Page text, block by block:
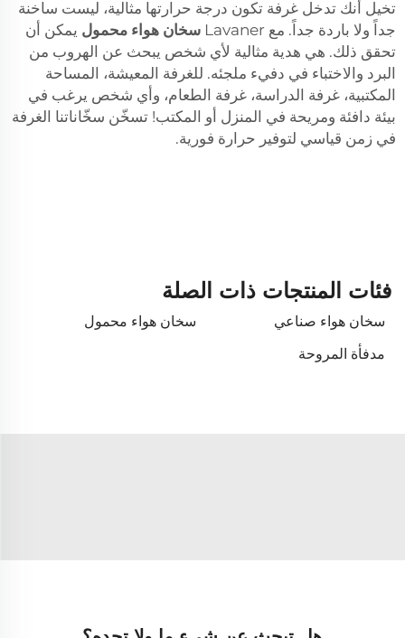
تخيل أنك تدخل غرفة تكون درجة حرارتها مثالية، ليست ساخنة
جداً ولا باردة جداً. مع Lavaner
سخان هواء محمول يمكن أن
تحقق ذلك. هي هدية مثالية لأي شخص يبحث عن الهروب من
البرد والاختباء في دفيء ملجئه. للغرفة المعيشة، المساحة
المكتبية، غرفة الدراسة، غرفة الطعام، وأي شخص يرغب في
بيئة دافئة ومريحة في المنزل أو المكتب! تسخّن سخّاناتنا الغرفة
في زمن قياسي لتوفير حرارة فورية.
فئات المنتجات ذات الصلة
سخان هواء صناعي
سخان هواء محمول
مدفأة المروحة